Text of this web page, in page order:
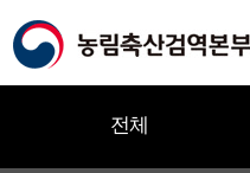
전체